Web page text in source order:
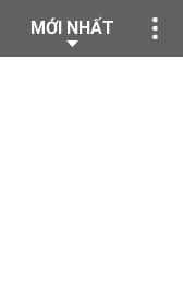
MỚI NHẤT